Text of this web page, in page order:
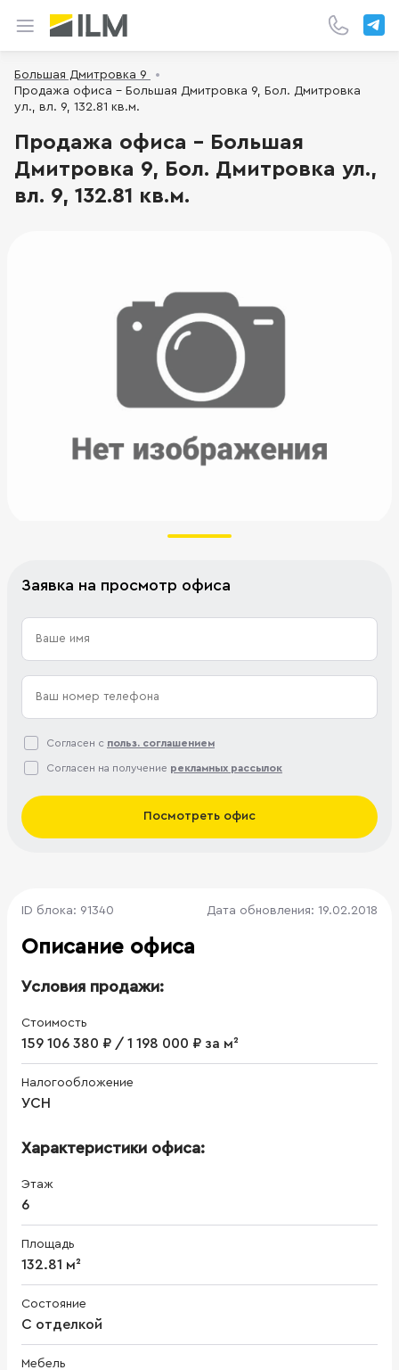
Большая Дмитровка 9
Продажа офиса - Большая Дмитровка 9, Бол. Дмитровка
ул., вл. 9, 132.81 кв.м.
Продажа офиса - Большая
Дмитровка 9, Бол. Дмитровка ул.,
вл. 9, 132.81 кв.м.
Заявка на просмотр офиса
Согласен с польз. соглашением
Согласен на получение рекламных рассылок
Посмотреть офис
ID блока: 91340 Дата обновления: 19.02.2018
Описание офиса
Условия продажи:
Стоимость
159 106 380 ₽ / 1 198 000 ₽ за м²
Налогообложение
УСН
Характеристики офиса:
Этаж
6
Площадь
132.81 м²
Состояние
С отделкой
Мебель